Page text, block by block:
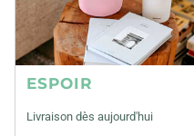
ESPOIR
Livraison dès aujourd'hui